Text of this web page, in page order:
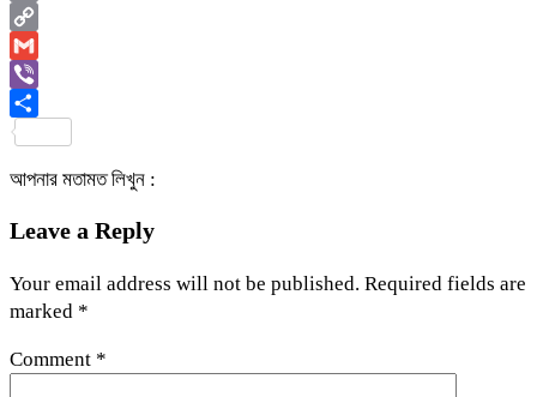
Email
Copy
Link
Gmail
Viber
আপনার মতামত লিখুন :
Leave a Reply
Your email address will not be published. Required fields are
marked *
Comment *